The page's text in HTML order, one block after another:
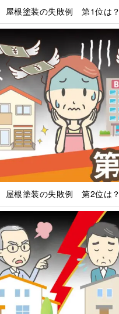
屋根塗装の失敗例 第1位は？
屋根塗装の失敗例 第2位は？